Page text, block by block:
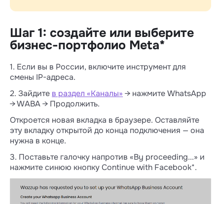
Шаг 1: создайте или выберите
бизнес-портфолио Meta*
1. Если вы в России, включите инструмент для
смены IP-адреса.
2. Зайдите в раздел «Каналы» → нажмите WhatsApp
→ WABA → Продолжить.
Откроется новая вкладка в браузере. Оставляйте
эту вкладку открытой до конца подключения — она
нужна в конце.
3. Поставьте галочку напротив «By proceeding...» и
нажмите синюю кнопку Continue with Facebook*.